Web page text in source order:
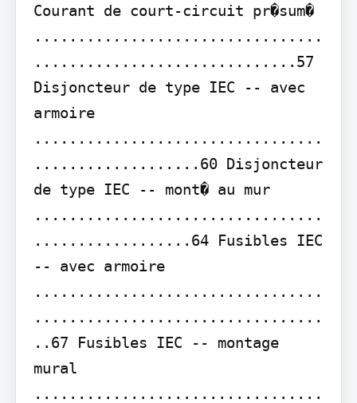
Courant de court-circuit pr�sum�
.................................
..............................57
Disjoncteur de type IEC -- avec
armoire
.................................
...................60 Disjoncteur
de type IEC -- mont� au mur
.................................
..................64 Fusibles IEC
-- avec armoire
.................................
.................................
..67 Fusibles IEC -- montage
mural
.................................